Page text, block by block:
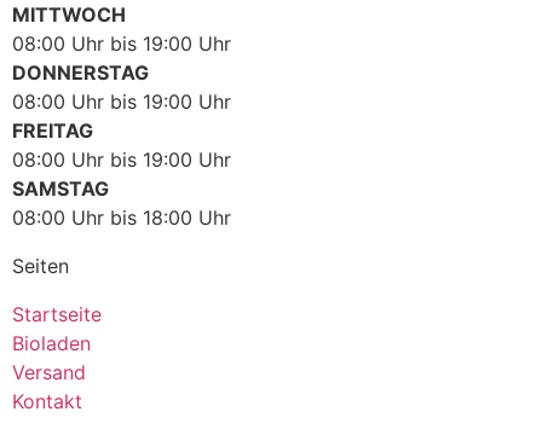
MITTWOCH
08:00 Uhr bis 19:00 Uhr
DONNERSTAG
08:00 Uhr bis 19:00 Uhr
FREITAG
08:00 Uhr bis 19:00 Uhr
SAMSTAG
08:00 Uhr bis 18:00 Uhr
Seiten
Startseite
Bioladen
Versand
Kontakt